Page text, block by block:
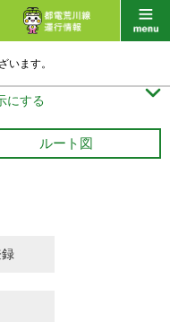
います。
にする 
ルート図